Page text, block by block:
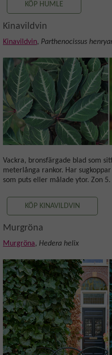
KÖP HUMLE
Kinavildvin
Kinavildvin, Parthenocissus
Vackra, bronsfärgade blad som
meterlånga rankor. Har
som puts eller målade ytor. Zon 5.
KÖP KINAVILDVIN
Murgröna
Murgröna, Hedera helix